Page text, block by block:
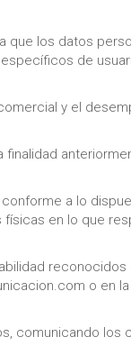
que los datos
de
y el
a lo
físicas en lo que
reconocidos
o en
comunicando los